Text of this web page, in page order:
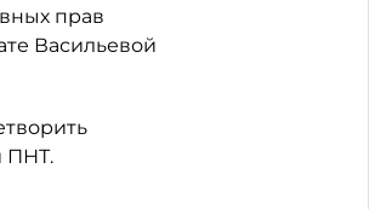
прав
Васильевой
ПНТ.